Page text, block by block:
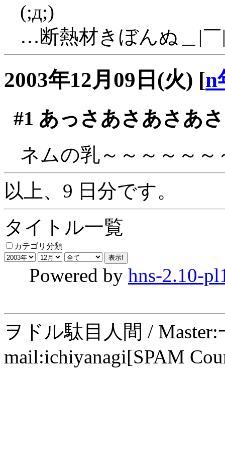
(;д;)
…断熱材きぼんぬ＿|
2003年12月09日(火) [n
#1 あっさあさあさあ
ネムの乳～～～～～～
以上、9 日分です。
タイトル一覧
カテゴリ分類
Powered by hns-2.10-
ヲドル駄目人間 /
mail:ichiyanagi[SPAM